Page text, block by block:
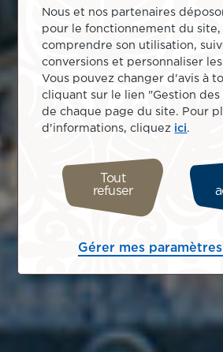
Nous et nos partenaires
pour le fonctionnement du site,
comprendre son utilisation,
conversions et personnaliser
Vous pouvez changer d'avis à
cliquant sur le lien "Gestion des
de chaque page du site. Pour
d'informations, cliquez ici
Tout
refuser
Gérer mes